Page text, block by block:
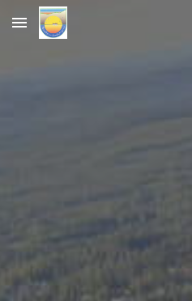
Skip to main content